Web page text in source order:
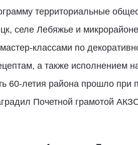
территориальные
селе Лебяжье и
классами по
а также исполнением
60-летия района прошло
Почетной грамотой